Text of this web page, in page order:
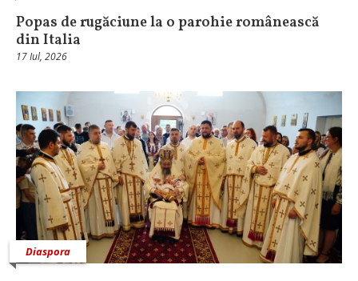
Popas de rugăciune la o parohie românească
din Italia
17 Iul, 2026
Diaspora